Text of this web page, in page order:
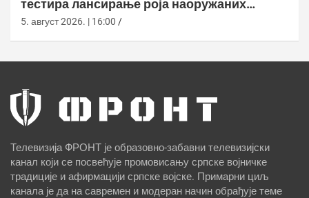
тестира лансирање роја наоружаних
дронова
5. август 2026. | 16:00
Телевизија ФРОНТ је образовно-забавни телевизијски
канал који се посвећује промовисању српске војничке
традиције и афирмацији српске војске. Примарни циљ
канала је да на савремен и модеран начин обрађује теме